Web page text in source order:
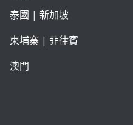
泰國 | 新加坡
柬埔寨 | 菲律賓
澳門